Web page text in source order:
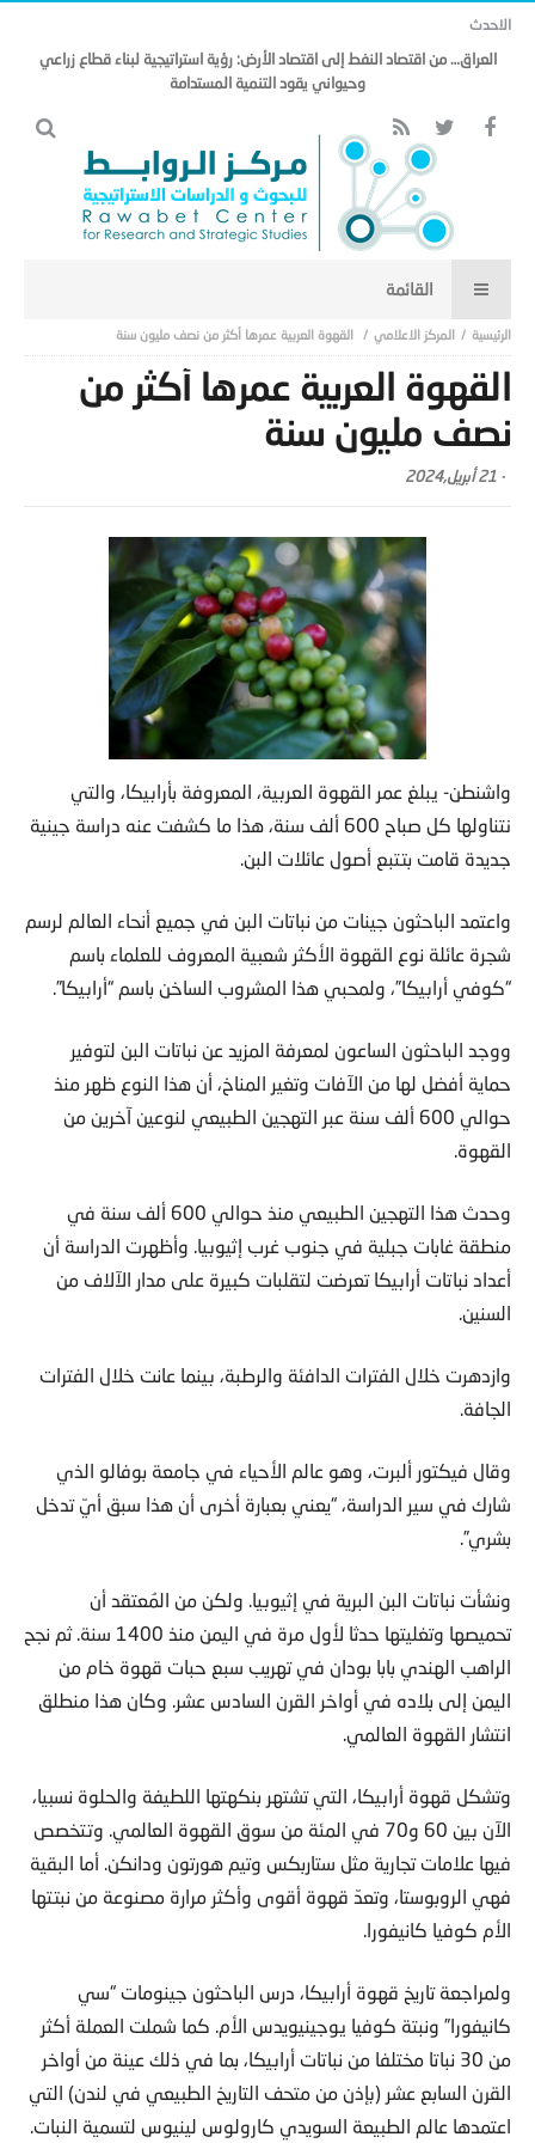
الاحدث
العراق… من اقتصاد النفط إلى اقتصاد الأرض: رؤية استراتيجية لبناء قطاع زراعي
وحيواني يقود التنمية المستدامة
المركز الاعلامي القهوة العربية عمرها أكثر من نصف مليون سنة
القهوة العربية عمرها أكثر من
نصف مليون سنة
- 21 أبريل,2024
واشنطن- يبلغ عمر القهوة العربية، المعروفة بأرابيكا، والتي
نتناولها كل صباح 600 ألف سنة، هذا ما كشفت عنه دراسة جينية
جديدة قامت بتتبع أصول عائلات البن.
واعتمد الباحثون جينات من نباتات البن في جميع أنحاء العالم لرسم
شجرة عائلة نوع القهوة الأكثر شعبية المعروف للعلماء باسم
“كوفي أرابيكا”، ولمحبي هذا المشروب الساخن باسم “أرابيكا”.
ووجد الباحثون الساعون لمعرفة المزيد عن نباتات البن لتوفير
حماية أفضل لها من الآفات وتغير المناخ، أن هذا النوع ظهر منذ
حوالي 600 ألف سنة عبر التهجين الطبيعي لنوعين آخرين من
القهوة.
وحدث هذا التهجين الطبيعي منذ حوالي 600 ألف سنة في
منطقة غابات جبلية في جنوب غرب إثيوبيا. وأظهرت الدراسة أن
أعداد نباتات أرابيكا تعرضت لتقلبات كبيرة على مدار الآلاف من
السنين.
وازدهرت خلال الفترات الدافئة والرطبة، بينما عانت خلال الفترات
الجافة.
وقال فيكتور ألبرت، وهو عالم الأحياء في جامعة بوفالو الذي
شارك في سير الدراسة، “يعني بعبارة أخرى أن هذا سبق أيّ تدخل
بشري”.
ونشأت نباتات البن البرية في إثيوبيا. ولكن من المُعتقد أن
تحميصها وتغليتها حدثا لأول مرة في اليمن منذ 1400 سنة. ثم نجح
الراهب الهندي بابا بودان في تهريب سبع حبات قهوة خام من
اليمن إلى بلاده في أواخر القرن السادس عشر. وكان هذا منطلق
انتشار القهوة العالمي.
وتشكل قهوة أرابيكا، التي تشتهر بنكهتها اللطيفة والحلوة نسبيا،
الآن بين 60 و70 في المئة من سوق القهوة العالمي. وتتخصص
فيها علامات تجارية مثل ستاربكس وتيم هورتون ودانكن. أما البقية
فهي الروبوستا، وتعدّ قهوة أقوى وأكثر مرارة مصنوعة من نبتتها
الأم كوفيا كانيفورا.
ولمراجعة تاريخ قهوة أرابيكا، درس الباحثون جينومات “سي
كانيفورا” ونبتة كوفيا يوجينيويدس الأم. كما شملت العملة أكثر
من 30 نباتا مختلفا من نباتات أرابيكا، بما في ذلك عينة من أواخر
القرن السابع عشر (بإذن من متحف التاريخ الطبيعي في لندن) التي
اعتمدها عالم الطبيعة السويدي كارولوس لينيوس لتسمية النبات.